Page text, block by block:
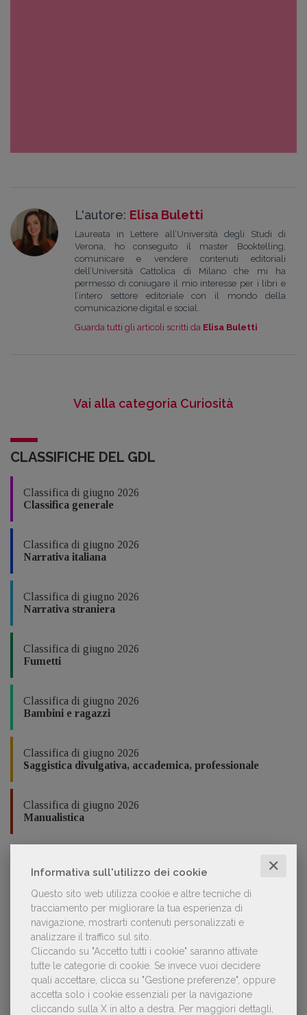
Informativa sull'utilizzo dei cookie ✕
Questo sito web utilizza cookie e altre tecniche di
tracciamento per migliorare la tua esperienza di
navigazione, mostrarti contenuti personalizzati e
analizzare il traffico sul sito.
Cliccando su "Accetto tutti i cookie" saranno attivate
tutte le categorie di cookie. Se invece vuoi decidere
quali accettare, clicca su "Gestione preferenze", oppure
accetta solo i cookie essenziali per la navigazione
cliccando sulla X in alto a destra. Per maggiori dettagli,
L'autore: Elisa Buletti
Laureata in Lettere all’Università degli Studi di
Verona, ho conseguito il master Booktelling,
comunicare e vendere contenuti editoriali
dell’Università Cattolica di Milano che mi ha
permesso di coniugare il mio interesse per i libri e
l’intero settore editoriale con il mondo della
comunicazione digital e social.
Guarda tutti gli articoli scritti da Elisa Buletti
Vai alla categoria Curiosità
CLASSIFICHE DEL GDL
Classifica di giugno 2026
Classifica generale
Classifica di giugno 2026
Narrativa italiana
Classifica di giugno 2026
Narrativa straniera
Classifica di giugno 2026
Fumetti
Classifica di giugno 2026
Bambini e ragazzi
Classifica di giugno 2026
Saggistica divulgativa, accademica, professionale
Classifica di giugno 2026
Manualistica
POLTRONE
Laura Ballestra confermata presidente
dell’Associazione Italiana Biblioteche